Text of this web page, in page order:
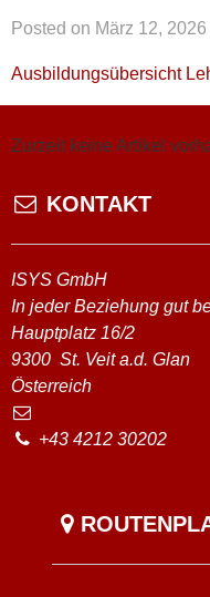
Posted on März 12,
Ausbildungsübersicht
Zurzeit keine Artikel
KONTAKT
ISYS GmbH
In jeder Beziehung gut
Hauptplatz 16/2
9300 St. Veit a.d. Glan
Österreich
+43 4212 30202